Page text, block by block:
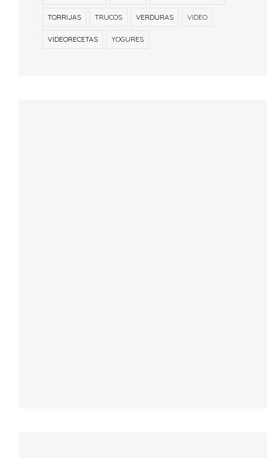
TORRIJAS TRUCOS VERDURAS VIDEO
VIDEORECETAS YOGURES